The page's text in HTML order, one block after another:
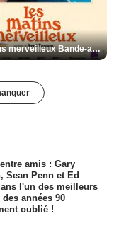
Les Matins merveilleux Bande-annonce VF
amis : Gary
Sean Penn et Ed
l'un des meilleurs
années 90
oublié !